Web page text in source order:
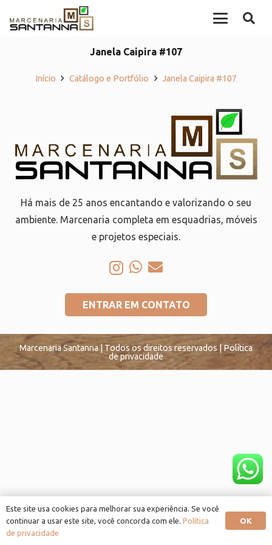
Janela Caipira #107
Início Catálogo e Portfólio Janela Caipira #107
Há mais de 25 anos encantando e valorizando o seu
ambiente. Marcenaria completa em esquadrias, móveis
e projetos especiais.
ENTRAR EM CONTATO
Marcenaria Santanna | Todos os direitos reservados | Política
de privacidade
Este site usa cookies para melhorar sua experiência. Se você
continuar a usar este site, você concorda com ele. Política
de privacidade
OK